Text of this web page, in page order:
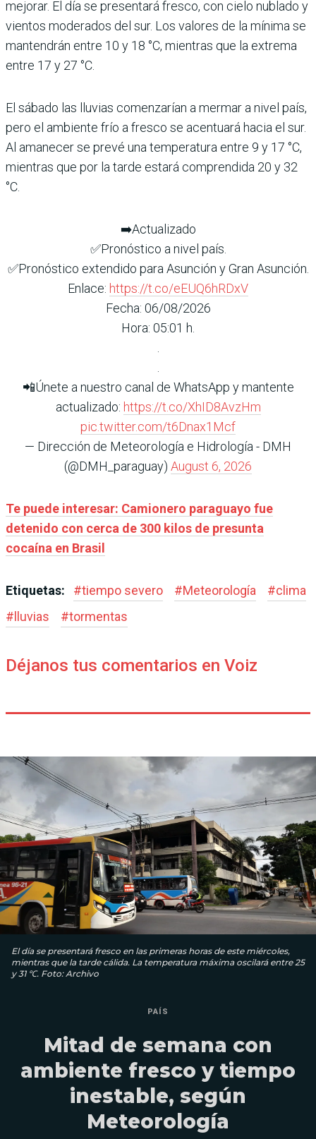
mejorar. El día se presentará fresco, con cielo nublado y
vientos moderados del sur. Los valores de la mínima se
mantendrán entre 10 y 18 °C, mientras que la extrema
entre 17 y 27 °C.
El sábado las lluvias comenzarían a mermar a nivel país,
pero el ambiente frío a fresco se acentuará hacia el sur.
Al amanecer se prevé una temperatura entre 9 y 17 °C,
mientras que por la tarde estará comprendida 20 y 32
°C.
➡️Actualizado
✅Pronóstico a nivel país.
✅Pronóstico extendido para Asunción y Gran Asunción.
Enlace: https://t.co/eEUQ6hRDxV
Fecha: 06/08/2026
Hora: 05:01 h.
📲Únete a nuestro canal de WhatsApp y mantente
actualizado: https://t.co/XhID8AvzHm
pic.twitter.com/t6Dnax1Mcf
— Dirección de Meteorología e Hidrología - DMH
(@DMH_paraguay) August 6, 2026
Te puede interesar: Camionero paraguayo fue
detenido con cerca de 300 kilos de presunta
cocaína en Brasil
Etiquetas: #tiempo severo #Meteorología #clima
# lluvias #tormentas
Déjanos tus comentarios en Voiz
El día se presentará fresco en las primeras horas de este miércoles,
mientras que la tarde cálida. La temperatura máxima oscilará entre 25
y 31 ℃. Foto: Archivo
PAÍS
Mitad de semana con
ambiente fresco y tiempo
inestable, según
Meteorología